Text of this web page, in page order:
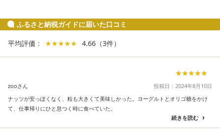
ふるさと納税ガイドに届いた口コミ
平均評価： ★★★★★
★★★★★ 4.66 （3件）
★★★★★
★★★★★
zooさん
投稿日：2024年8月10日
ナッツが安っぽくなく、粒も大きくて美味しかった。ヨーグルトとオリゴ糖をかけ
て、仕事帰りにひと息つく時に食べていた。
続きを読む